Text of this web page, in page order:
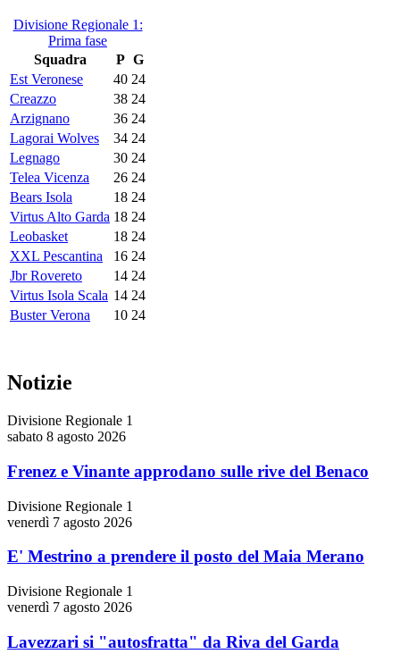
Divisione Regionale 1:
Prima fase
Squadra
P G
Est Veronese
40 24
Creazzo
38 24
Arzignano
36 24
Lagorai Wolves
34 24
Legnago
30 24
Telea Vicenza
26 24
Bears Isola
18 24
Virtus Alto Garda 18 24
Leobasket
18 24
XXL Pescantina
16 24
Jbr Rovereto
14 24
Virtus Isola Scala 14 24
Buster Verona
10 24
Notizie
Divisione Regionale 1
sabato 8 agosto 2026
Frenez e Vinante approdano sulle rive del Benaco
Divisione Regionale 1
venerdì 7 agosto 2026
E' Mestrino a prendere il posto del Maia Merano
Divisione Regionale 1
venerdì 7 agosto 2026
Lavezzari si "autosfratta" da Riva del Garda